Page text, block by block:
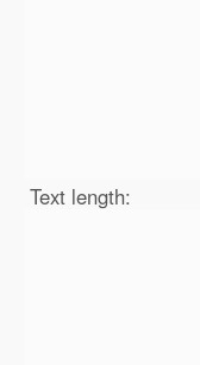
Text length: